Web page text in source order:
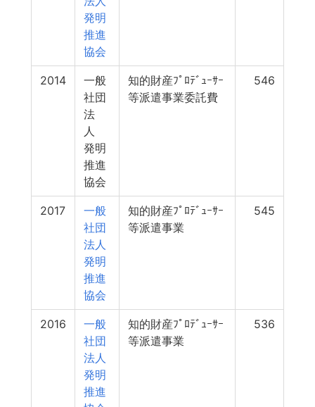
発明
推進
協会
2014
一般
社団
法
人
発明
推進
協会
知的財産ﾌﾟﾛﾃﾞｭｰｻｰ
等派遣事業委託費
546
2017
一般
社団
法人
発明
推進
協会
知的財産ﾌﾟﾛﾃﾞｭｰｻｰ
等派遣事業
545
2016
一般
社団
法人
発明
推進
知的財産ﾌﾟﾛﾃﾞｭｰｻｰ
等派遣事業
536